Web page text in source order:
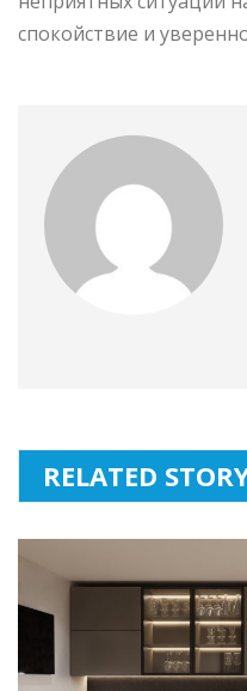
спокойствие и
RELATED